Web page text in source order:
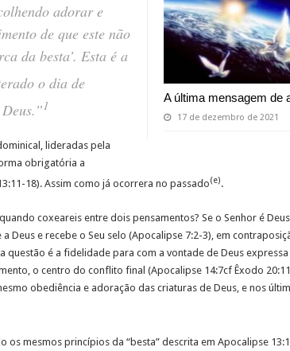
A última mensagem de
17 de dezembro de 2021
adorar e
de que este não
da besta’. Esta é a
o dia de
1
lideradas pela
obrigatória a
18). Assim como já ocorrera no passado(e).
coxeareis entre dois pensamentos? Se o Senhor é
Deus e recebe o Seu selo (Apocalipse 7:2-3), em
é a fidelidade para com a vontade de Deus
o centro do conflito final (Apocalipse 14:7cf Êxodo
obediência e adoração das criaturas de Deus, e nos
mesmos princípios da “besta” descrita em Apocalipse